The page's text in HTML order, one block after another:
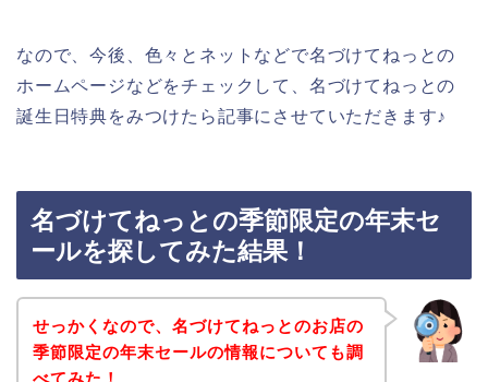
なので、今後、色々とネットなどで名づけてねっとの
ホームページなどをチェックして、名づけてねっとの
誕生日特典をみつけたら記事にさせていただきます♪
名づけてねっとの季節限定の年末セ
ールを探してみた結果！
せっかくなので、名づけてねっとのお店の
季節限定の年末セールの情報についても調
べてみた！